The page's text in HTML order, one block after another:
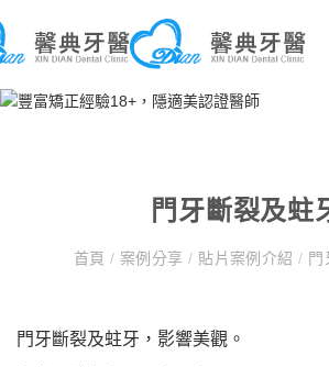
門牙斷裂及蛀
首頁/ 案例分享/ 貼片案例介紹/ 門
門牙斷裂及蛀牙，影響美觀。